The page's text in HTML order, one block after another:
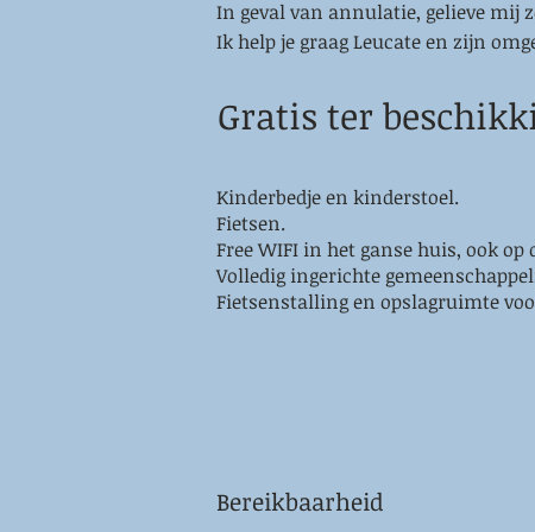
In geval van annulatie, gelieve mij
Ik help je graag Leucate en zijn
Gratis ter
Kinderbedje en kinderstoel.
Fietsen.
Free WIFI in het ganse huis, ook
Volledig ingerichte
Fietsenstalling en opslagruimte
Bereikbaarheid